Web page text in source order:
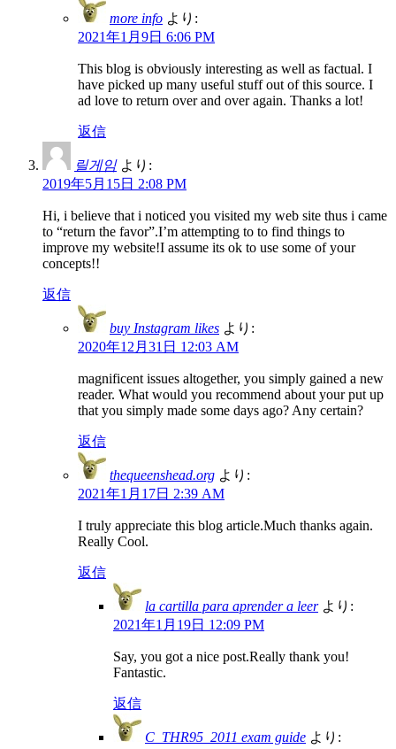
more info より:
2021年1月9日 6:06 PM
This blog is obviously interesting as well as factual. I
have picked up many useful stuff out of this source. I
ad love to return over and over again. Thanks a lot!
返信
릴게임 より:
2019年5月15日 2:08 PM
Hi, i believe that i noticed you visited my web site thus i came
to “return the favor”.I’m attempting to to find things to
improve my website!I assume its ok to use some of your
concepts!!
返信
buy Instagram likes より:
2020年12月31日 12:03 AM
magnificent issues altogether, you simply gained a new
reader. What would you recommend about your put up
that you simply made some days ago? Any certain?
返信
thequeenshead.org より:
2021年1月17日 2:39 AM
I truly appreciate this blog article.Much thanks again.
Really Cool.
返信
la cartilla para aprender a leer より:
2021年1月19日 12:09 PM
Say, you got a nice post.Really thank you!
Fantastic.
返信
C_THR95_2011 exam guide より: